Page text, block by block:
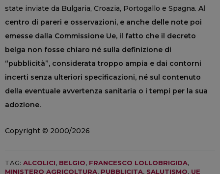
state inviate da Bulgaria, Croazia, Portogallo e Spagna. Al
centro di pareri e osservazioni, e anche delle note poi
emesse dalla Commissione Ue, il fatto che il decreto
belga non fosse chiaro né sulla definizione di
“pubblicità”, considerata troppo ampia e dai contorni
incerti senza ulteriori specificazioni, né sul contenuto
della eventuale avvertenza sanitaria o i tempi per la sua
adozione.
Copyright © 2000/2026
TAG: ALCOLICI, BELGIO, FRANCESCO LOLLOBRIGIDA,
MINISTERO AGRICOLTURA, PUBBLICITA, SALUTISMO, UE